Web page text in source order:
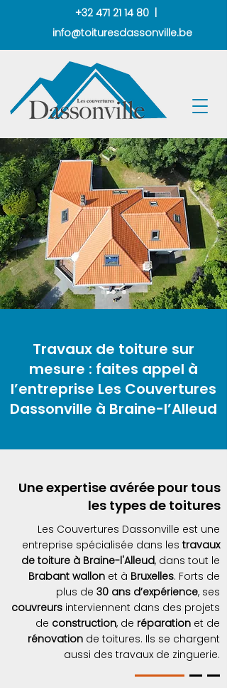
+32 471 21 14 80 |
info@toituresdassonville.be
Travaux de toiture sur
mesure : faites appel à
l’entreprise Les Couvertures
Dassonville à Braine-l’Alleud
Une expertise avérée pour tous
les types de toitures
Les Couvertures Dassonville est une
entreprise spécialisée dans les travaux
de toiture à Braine-l'Alleud, dans tout le
Brabant wallon et à Bruxelles. Forts de
plus de 30 ans d’expérience, ses
couvreurs interviennent dans des projets
de construction, de réparation et de
rénovation de toitures. Ils se chargent
aussi des travaux de zinguerie.